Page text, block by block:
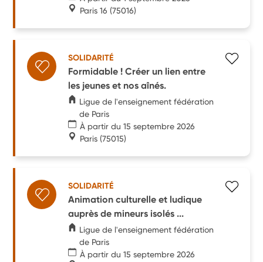
Paris 16 (75016)
SOLIDARITÉ
Formidable ! Créer un lien entre
les jeunes et nos aînés.
Ligue de l'enseignement fédération
de Paris
À partir du 15 septembre 2026
Paris (75015)
SOLIDARITÉ
Animation culturelle et ludique
auprès de mineurs isolés ...
Ligue de l'enseignement fédération
de Paris
À partir du 15 septembre 2026